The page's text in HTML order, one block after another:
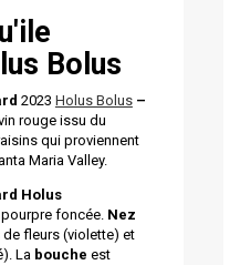
Bolus
2023 Holus Bolus–
rouge issu du
qui proviennent
Maria Valley.
Holus
pourpre foncée. Nez
fleurs (violette) et
La bouche est